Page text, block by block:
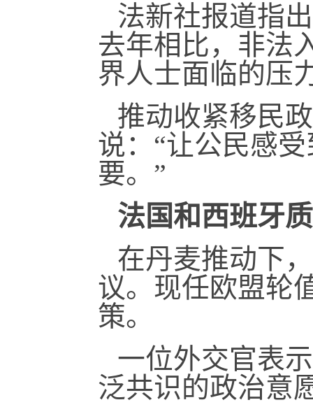
法新社报道指
去年相比，非法
界人士面临的压
推动收紧移民
说：“让公民感
要。”
法国和西班牙
在丹麦推动下
议。现任欧盟轮
策。
一位外交官表
泛共识的政治意